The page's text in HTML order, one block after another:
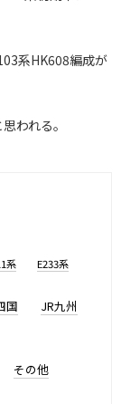
系HK608編成が
われる。
系 E233系
国 JR九州
その他